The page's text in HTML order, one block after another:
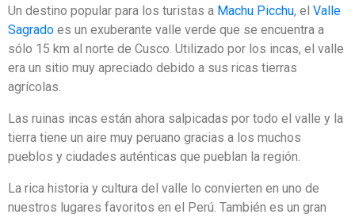
Un destino popular para los turistas a Machu Picchu, el Valle
Sagrado es un exuberante valle verde que se encuentra a
sólo 15 km al norte de Cusco. Utilizado por los incas, el valle
era un sitio muy apreciado debido a sus ricas tierras
agrícolas.
Las ruinas incas están ahora salpicadas por todo el valle y la
tierra tiene un aire muy peruano gracias a los muchos
pueblos y ciudades auténticas que pueblan la región.
La rica historia y cultura del valle lo convierten en uno de
nuestros lugares favoritos en el Perú. También es un gran